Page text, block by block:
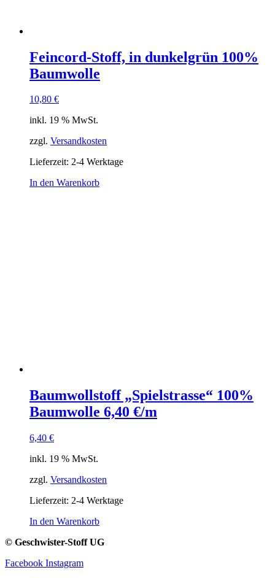
Feincord-Stoff, in dunkelgrün 100%
Baumwolle
10,80 €
inkl. 19 % MwSt.
zzgl. Versandkosten
Lieferzeit: 2-4 Werktage
In den Warenkorb
Baumwollstoff „Spielstrasse“ 100%
Baumwolle 6,40 €/m
6,40 €
inkl. 19 % MwSt.
zzgl. Versandkosten
Lieferzeit: 2-4 Werktage
In den Warenkorb
© Geschwister-Stoff UG
Facebook Instagram